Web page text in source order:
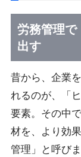
労務管理で
出す
昔から、企業
れるのが、「
要素。その中
材を、より効
管理」と呼び